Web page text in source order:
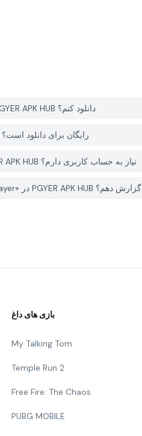
چگونه می توانم Simple Music Player+ را از PGYER APK HUB دانلود کنم؟
آیا Simple Music Player+ در PGYER APK HUB رایگان برای دانلود است؟
آیا برای دانلود Simple Music Player+ از PGYER APK HUB نیاز به حساب کاربری دارم؟
چگونه می توانم یک مشکل با Simple Music Player+ در PGYER APK HUB گزارش دهم؟
بازی های داغ
My Talking Tom
Temple Run 2
Free Fire: The Chaos
PUBG MOBILE